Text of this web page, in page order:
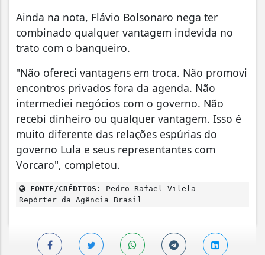
Ainda na nota, Flávio Bolsonaro nega ter
combinado qualquer vantagem indevida no
trato com o banqueiro.
"Não ofereci vantagens em troca. Não promovi
encontros privados fora da agenda. Não
intermediei negócios com o governo. Não
recebi dinheiro ou qualquer vantagem. Isso é
muito diferente das relações espúrias do
governo Lula e seus representantes com
Vorcaro", completou.
FONTE/CRÉDITOS:
Pedro Rafael Vilela -
Repórter da Agência Brasil